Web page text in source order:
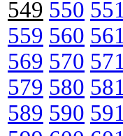
549 550 551
559 560 561
569 570 571
579 580 581
589 590 591